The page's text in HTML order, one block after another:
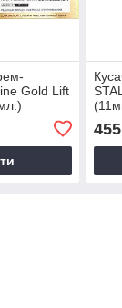
Gold Lift
455